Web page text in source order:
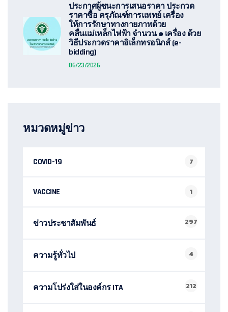
ประกาศผู้ชนะการเสนอราคา ประกวด
ราคาซื้อ ครุภัณฑ์การแพทย์ เครื่อง
ให้การรักษาทางกายภาพด้วย
คลื่นแม่เหล็กไฟฟ้า จำนวน ๑ เครื่อง ด้วย
วิธีประกวดราคาอิเล็กทรอนิกส์ (e-
bidding)
06/23/2026
หมวดหมู่ข่าว
COVID-19 7
VACCINE 1
ข่าวประชาสัมพันธ์ 297
ความรู้ทั่วไป 4
ความโปร่งใส่ในองค์กร ITA 212